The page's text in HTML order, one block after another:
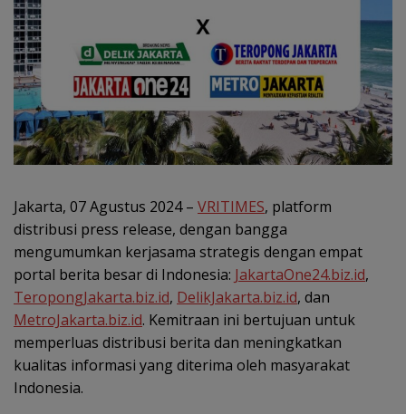
Jakarta, 07 Agustus 2024 – VRITIMES, platform
distribusi press release, dengan bangga
mengumumkan kerjasama strategis dengan empat
portal berita besar di Indonesia: JakartaOne24.biz.id,
TeropongJakarta.biz.id, DelikJakarta.biz.id, dan
MetroJakarta.biz.id. Kemitraan ini bertujuan untuk
memperluas distribusi berita dan meningkatkan
kualitas informasi yang diterima oleh masyarakat
Indonesia.